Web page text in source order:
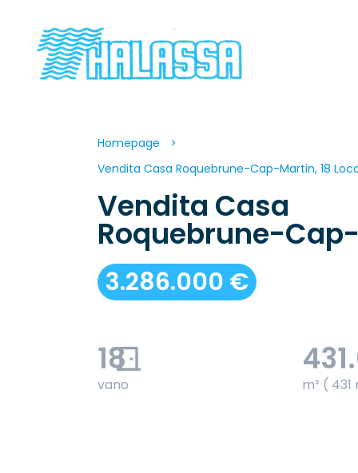
Homepage
Vendita Casa Roquebrune-Cap-Martin, 18
Vendita Casa
Roquebrune-
3.286.000 €
18
vano m² ( 431